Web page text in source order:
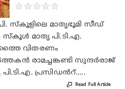
★★★★★
സ്കൂളിലെ മാതൃഭൂമി സീഡ്
സ്കൂൾ മാതൃ പി.ടി.എ.
വിതരണം
രാമച്ചങ്കണ്ടി സുന്ദർരാജ്
പ്രസിഡൻറ്…..
 Read Full Article